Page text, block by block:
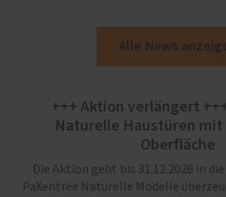
Alle News
+++ Aktion verlängert
Naturelle Haustüren
Oberfläche
Die Aktion geht bis 31.12.2026 in
PaXentrée Naturelle Modelle